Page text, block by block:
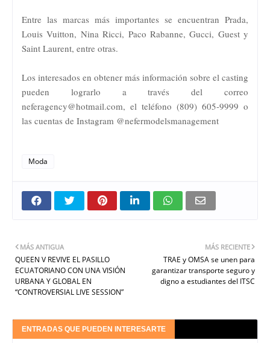
Entre las marcas más importantes se encuentran Prada,
Louis Vuitton, Nina Ricci, Paco Rabanne, Gucci, Guest y
Saint Laurent, entre otras.
Los interesados en obtener más información sobre el casting
pueden lograrlo a través del correo
neferagency@hotmail.com, el teléfono (809) 605-9999 o
las cuentas de Instagram @nefermodelsmanagement
Moda
MÁS RECIENTE
TRAE y OMSA se unen para
garantizar transporte seguro y
digno a estudiantes del ITSC
MÁS ANTIGUA
QUEEN V REVIVE EL PASILLO
ECUATORIANO CON UNA VISIÓN
URBANA Y GLOBAL EN
“CONTROVERSIAL LIVE SESSION”
ENTRADAS QUE PUEDEN INTERESARTE